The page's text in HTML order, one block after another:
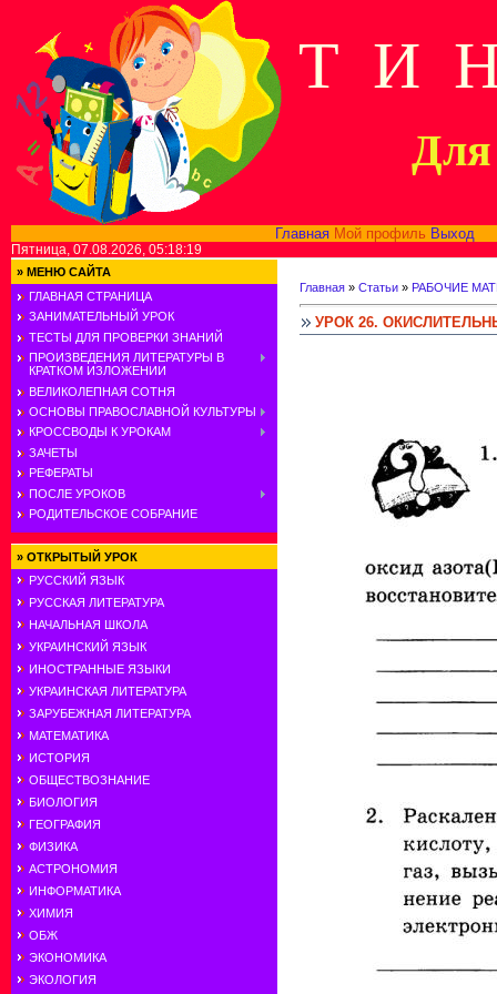
Т И
Для
Главная Мой профиль Выход
Пятница, 07.08.2026, 05:18:19
» МЕНЮ САЙТА
ГЛАВНАЯ СТРАНИЦА
ЗАНИМАТЕЛЬНЫЙ УРОК
ТЕСТЫ ДЛЯ ПРОВЕРКИ ЗНАНИЙ
ПРОИЗВЕДЕНИЯ ЛИТЕРАТУРЫ В
КРАТКОМ ИЗЛОЖЕНИИ
ВЕЛИКОЛЕПНАЯ СОТНЯ
ОСНОВЫ ПРАВОСЛАВНОЙ КУЛЬТУРЫ
КРОССВОДЫ К УРОКАМ
ЗАЧЕТЫ
РЕФЕРАТЫ
ПОСЛЕ УРОКОВ
РОДИТЕЛЬСКОЕ СОБРАНИЕ
» ОТКРЫТЫЙ УРОК
РУССКИЙ ЯЗЫК
РУССКАЯ ЛИТЕРАТУРА
НАЧАЛЬНАЯ ШКОЛА
УКРАИНСКИЙ ЯЗЫК
ИНОСТРАННЫЕ ЯЗЫКИ
УКРАИНСКАЯ ЛИТЕРАТУРА
ЗАРУБЕЖНАЯ ЛИТЕРАТУРА
МАТЕМАТИКА
ИСТОРИЯ
ОБЩЕСТВОЗНАНИЕ
БИОЛОГИЯ
ГЕОГРАФИЯ
ФИЗИКА
АСТРОНОМИЯ
ИНФОРМАТИКА
ХИМИЯ
ОБЖ
ЭКОНОМИКА
ЭКОЛОГИЯ
Главная » Статьи » РАБОЧИЕ
УРОК 26.